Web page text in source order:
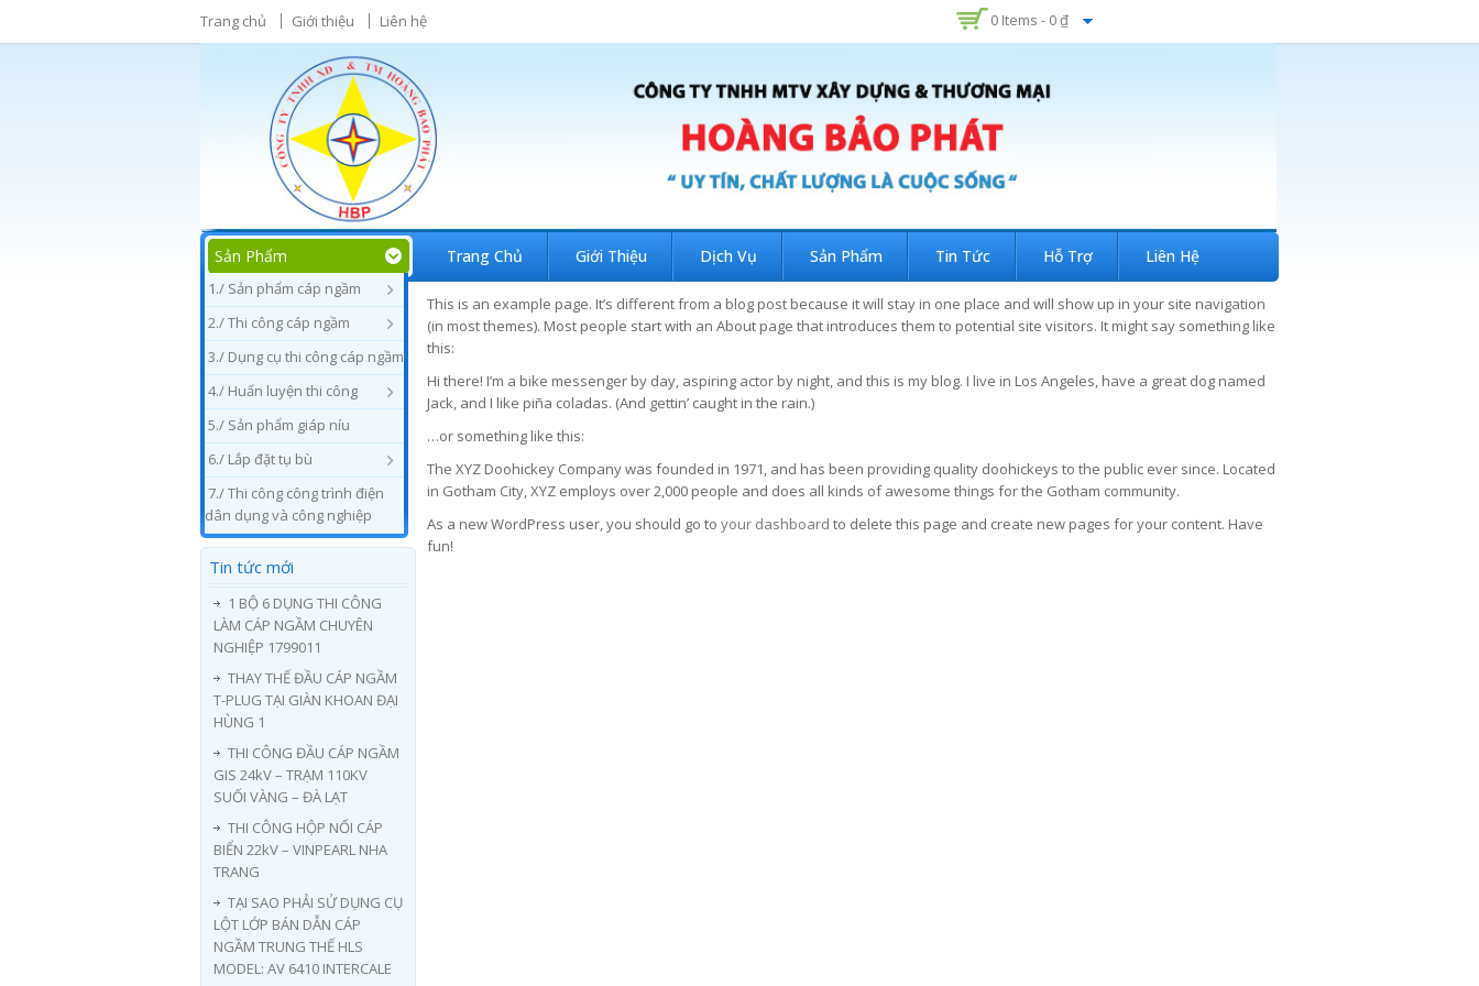
Trang chủ Giới thiệu Liên hệ 0 Items - 0 ₫
Sản Phẩm
1./ Sản phẩm cáp ngầm
2./ Thi công cáp ngầm
3./ Dụng cụ thi công cáp ngầm
4./ Huấn luyện thi công
5./ Sản phẩm giáp níu
6./ Lắp đặt tụ bù
7./ Thi công công trình điện
dân dụng và công nghiệp
Trang Chủ Giới Thiệu Dịch Vụ Sản Phẩm Tin Tức Hỗ Trợ Liên Hệ
This is an example page. It’s different from a blog post because it will stay in one place and will show up in your site navigation
(in most themes). Most people start with an About page that introduces them to potential site visitors. It might say something like
this:
Hi there! I’m a bike messenger by day, aspiring actor by night, and this is my blog. I live in Los Angeles, have a great dog named
Jack, and I like piña coladas. (And gettin’ caught in the rain.)
…or something like this:
The XYZ Doohickey Company was founded in 1971, and has been providing quality doohickeys to the public ever since. Located
in Gotham City, XYZ employs over 2,000 people and does all kinds of awesome things for the Gotham community.
As a new WordPress user, you should go to your dashboard to delete this page and create new pages for your content. Have
fun!
Tin tức mới
1 BỘ 6 DỤNG THI CÔNG
LÀM CÁP NGẦM CHUYÊN
NGHIỆP 1799011
THAY THẾ ĐẦU CÁP NGẦM
T-PLUG TẠI GIÀN KHOAN ĐẠI
HÙNG 1
THI CÔNG ĐẦU CÁP NGẦM
GIS 24kV – TRẠM 110KV
SUỐI VÀNG – ĐÀ LẠT
THI CÔNG HỘP NỐI CÁP
BIỂN 22kV – VINPEARL NHA
TRANG
TẠI SAO PHẢI SỬ DỤNG CỤ
LỘT LỚP BÁN DẪN CÁP
NGẦM TRUNG THẾ HLS
MODEL: AV 6410 INTERCALE